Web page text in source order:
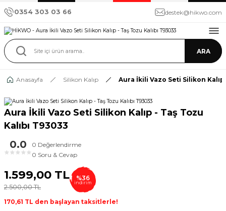
0354 303 03 66 destek@hikwo.com
ARA
Anasayfa Silikon Kalıp Aura İkili Vazo Seti Silikon Kalıp
Aura İkili Vazo Seti Silikon Kalıp - Taş Tozu
Kalıbı T93033
0.0
★ ★ ★ ★ ★
0 Değerlendirme
0 Soru & Cevap
1.599,00 TL
2.500,00 TL
%36
indirim
170,61 TL den başlayan taksitlerle!